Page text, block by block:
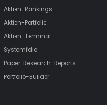
Aktien-Rankings
Aktien-Portfolio
Aktien-Terminal
Systemfolio
Paper: Research-Reports
Portfolio-Builder